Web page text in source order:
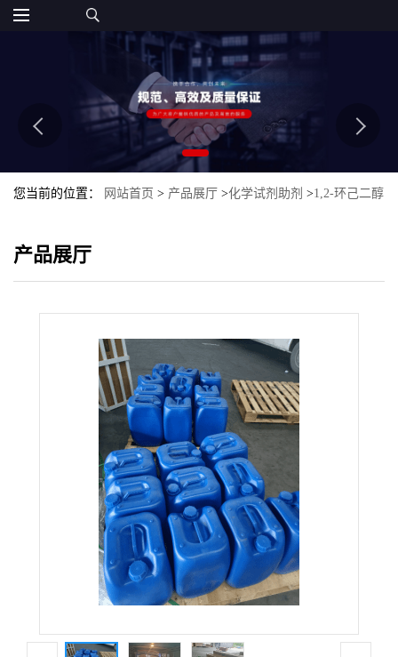
您当前的位置： 网站首页 > 产品展厅 >化学试剂助剂 >1,2-环己二醇
产品展厅